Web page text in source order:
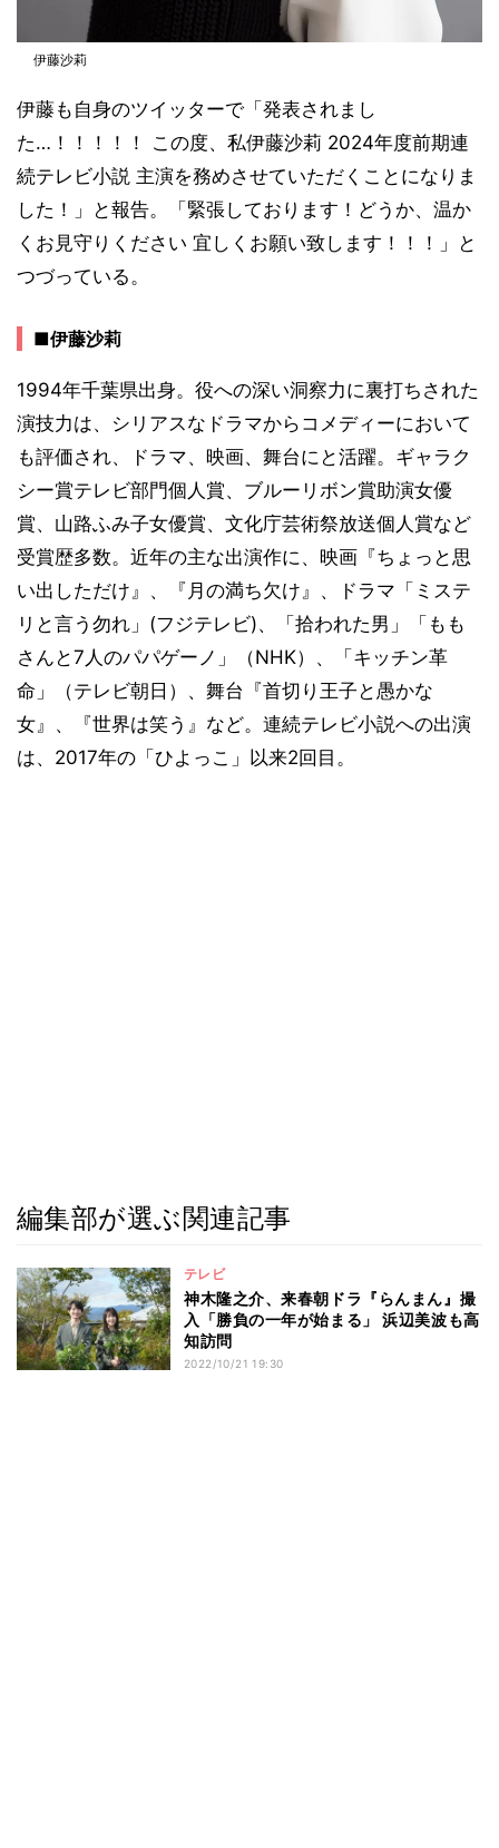
伊藤沙莉
伊藤も自身のツイッターで「発表されまし
た…！！！！！ この度、私伊藤沙莉 2024年度前期連
続テレビ小説 主演を務めさせていただくことになりま
した！」と報告。「緊張しております！どうか、温か
くお見守りください 宜しくお願い致します！！！」と
つづっている。
■伊藤沙莉
1994年千葉県出身。役への深い洞察力に裏打ちされた
演技力は、シリアスなドラマからコメディーにおいて
も評価され、ドラマ、映画、舞台にと活躍。ギャラク
シー賞テレビ部門個人賞、ブルーリボン賞助演女優
賞、山路ふみ子女優賞、文化庁芸術祭放送個人賞など
受賞歴多数。近年の主な出演作に、映画『ちょっと思
い出しただけ』、『月の満ち欠け』、ドラマ「ミステ
リと言う勿れ」(フジテレビ)、「拾われた男」「もも
さんと7人のパパゲーノ」（NHK）、「キッチン革
命」（テレビ朝日）、舞台『首切り王子と愚かな
女』、『世界は笑う』など。連続テレビ小説への出演
は、2017年の「ひよっこ」以来2回目。
編集部が選ぶ関連記事
テレビ
神木隆之介、来春朝ドラ『らんまん』撮
入「勝負の一年が始まる」 浜辺美波も高
知訪問
2022/10/21 19:30